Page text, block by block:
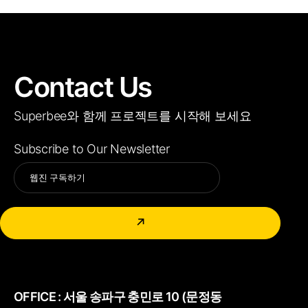
Contact Us
Superbee와 함께 프로젝트를 시작해 보세요
Subscribe to Our Newsletter
↗
Alternative:
OFFICE :서울 송파구 충민로 10 (문정동